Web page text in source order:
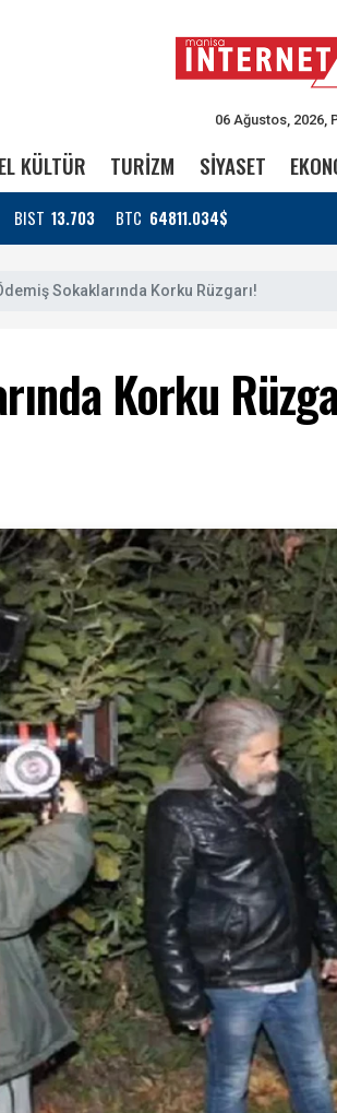
06 Ağustos, 2026,
KÜLTÜR TURİZM SİYASET
BIST 13.703 BTC 64811.034$
Sokaklarında Korku Rüzgarı!
Korku